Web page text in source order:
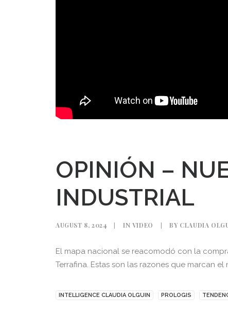
OPINIÓN –
INDUSTRIAL
AUGUST 8, 2024 | IN VIDEO | BY CLAUDIA
El mapa nacional se reacomodó con la
Terrafina. Estas son las razones que marcan
INTELLIGENCE CLAUDIA OLGUIN PROLOGIS